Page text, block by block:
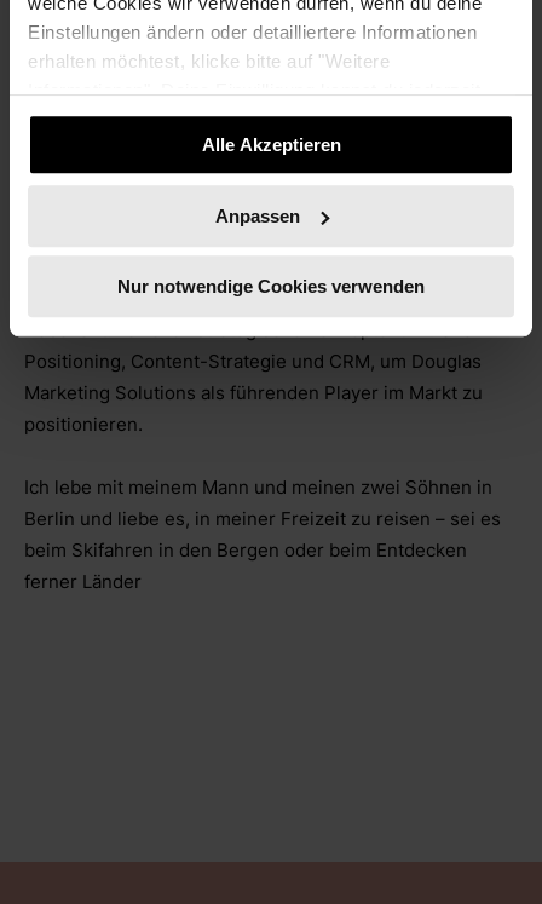
Einstellungen ändern oder detailliertere Informationen
erhalten möchtest, klicke bitte auf "Weitere
Informationen". Deine Einwilligung kannst du jederzeit
widerrufen.
Alle Akzeptieren
Anpassen
Nur notwendige Cookies verwenden
Wachstumsstrategien. Ich verbinde kreatives Denken mit
datengetriebenen Entscheidungen und entwickle
Aktuell bin ich Lead B2B Growth Marketing bei Douglas
gezielte Marketingmaßnahmen und Thought Leadership.
Positioning, Content-Strategie und CRM, um Douglas
Marketing Solutions als führenden Player im Markt zu
positionieren.
Ich lebe mit meinem Mann und meinen zwei Söhnen in
Berlin und liebe es, in meiner Freizeit zu reisen – sei es
beim Skifahren in den Bergen oder beim Entdecken
ferner Länder